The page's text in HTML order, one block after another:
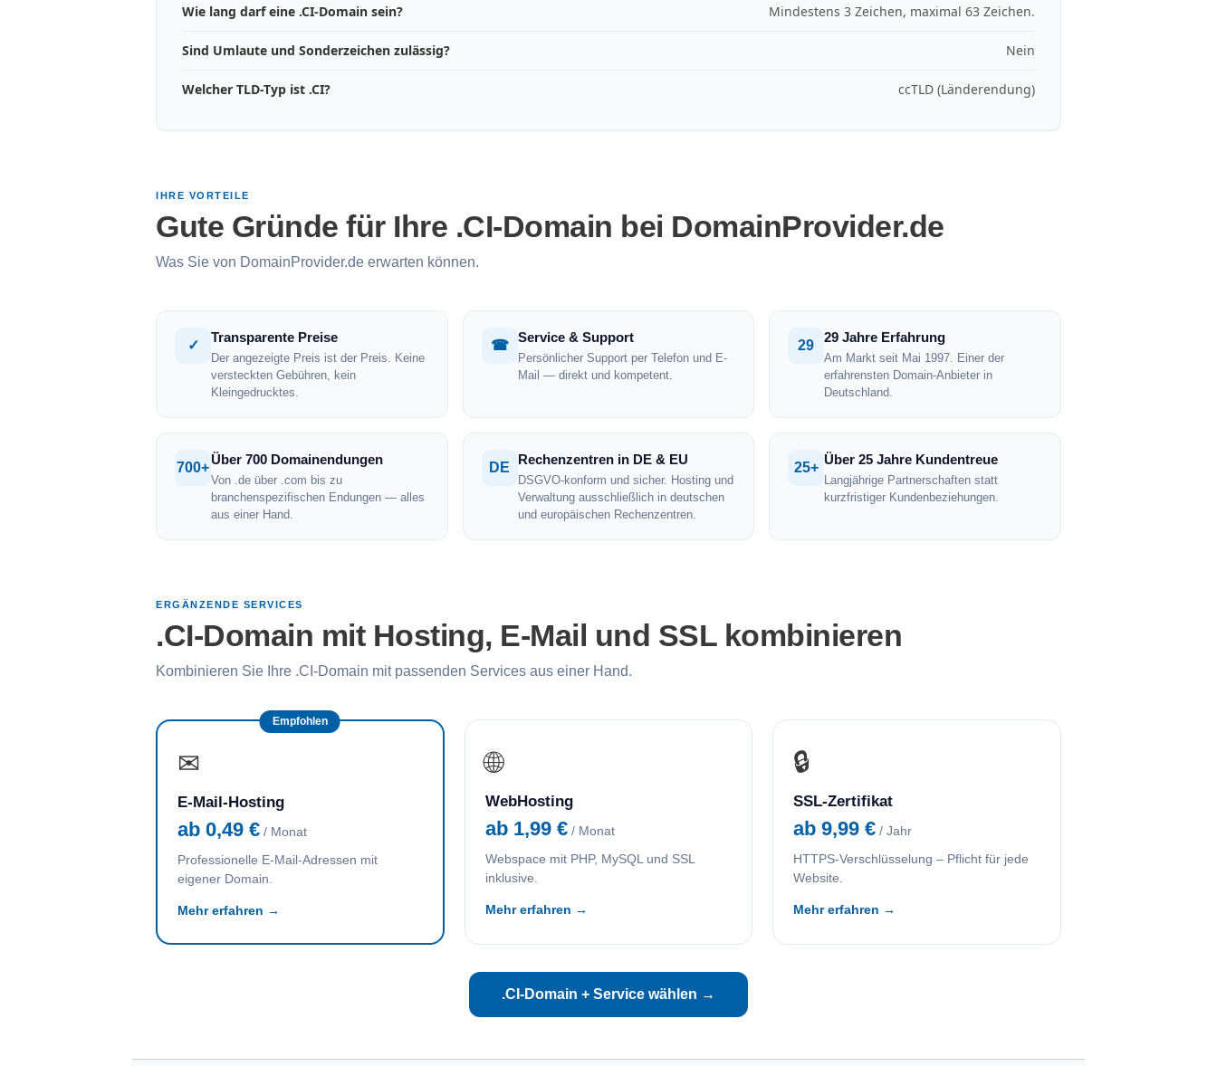
Wie lang darf eine .CI-Domain sein? Mindestens 3 Zeichen, maximal 63 Zeichen.
Sind Umlaute und Sonderzeichen zulässig? Nein
Welcher TLD-Typ ist .CI? ccTLD (Länderendung)
IHRE VORTEILE
Gute Gründe für Ihre .CI-Domain bei DomainProvider.de
Was Sie von DomainProvider.de erwarten können.
✓
Transparente Preise
Der angezeigte Preis ist der Preis. Keine
versteckten Gebühren, kein
Kleingedrucktes.
☎
Service & Support
Persönlicher Support per Telefon und E-
Mail — direkt und kompetent.
29
29 Jahre Erfahrung
Am Markt seit Mai 1997. Einer der
erfahrensten Domain-Anbieter in
Deutschland.
700+
Über 700 Domainendungen
Von .de über .com bis zu
branchenspezifischen Endungen — alles
aus einer Hand.
DE
Rechenzentren in DE & EU
DSGVO-konform und sicher. Hosting und
Verwaltung ausschließlich in deutschen
und europäischen Rechenzentren.
25+
Über 25 Jahre Kundentreue
Langjährige Partnerschaften statt
kurzfristiger Kundenbeziehungen.
ERGÄNZENDE SERVICES
.CI-Domain mit Hosting, E-Mail und SSL kombinieren
Kombinieren Sie Ihre .CI-Domain mit passenden Services aus einer Hand.
Empfohlen
✉
E-Mail-Hosting
ab 0,49 € / Monat
Professionelle E-Mail-Adressen mit
eigener Domain.
Mehr erfahren →
🌐
WebHosting
ab 1,99 €/ Monat
Webspace mit PHP, MySQL und SSL
inklusive.
Mehr erfahren →
🔒
SSL-Zertifikat
ab 9,99 € / Jahr
HTTPS-Verschlüsselung – Pflicht für jede
Website.
Mehr erfahren →
.CI-Domain + Service wählen →